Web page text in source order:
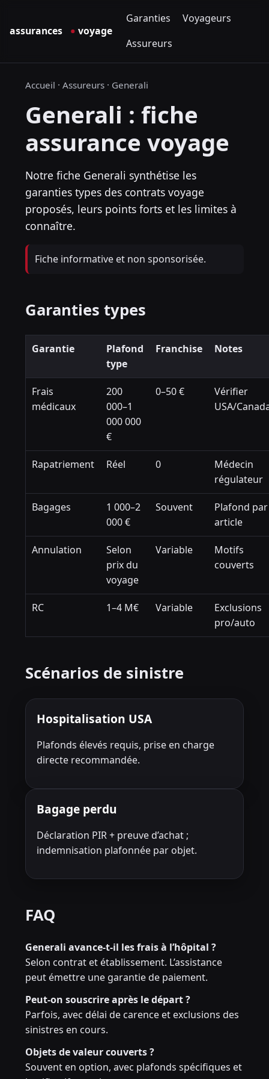
Garanties
Voyageurs
Assureurs
Accueil · Assureurs· Generali
Generali : fiche
assurance voyage
Notre fiche Generali synthétise les
garanties types des contrats voyage
proposés, leurs points forts et les limites à
connaître.
Fiche informative et non sponsorisée.
Garanties types
Garantie
Plafond
type
Franchise Notes
Frais
médicaux
200
000–1
000 000
€
0–50 €
Vérifier
USA/
Rapatriement Réel 0
Médecin
régulateur
Bagages
1 000–2
000 €
Souvent
Plafond par
article
Annulation
Selon
prix du
voyage
Variable
Motifs
couverts
RC 1–4 M€ Variable
Exclusions
pro/auto
Scénarios de sinistre
Hospitalisation USA
Plafonds élevés requis, prise en charge
directe recommandée.
Bagage perdu
Déclaration PIR + preuve d’achat ;
indemnisation plafonnée par objet.
FAQ
Generali avance-t-il les frais à l’hôpital ?
Selon contrat et établissement. L’assistance
peut émettre une garantie de paiement.
Peut-on souscrire après le départ ?
Parfois, avec délai de carence et exclusions des
sinistres en cours.
Objets de valeur couverts ?
Souvent en option, avec plafonds spécifiques et